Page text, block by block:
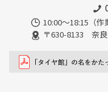
10:00～18:15（作
〒630-8133 奈